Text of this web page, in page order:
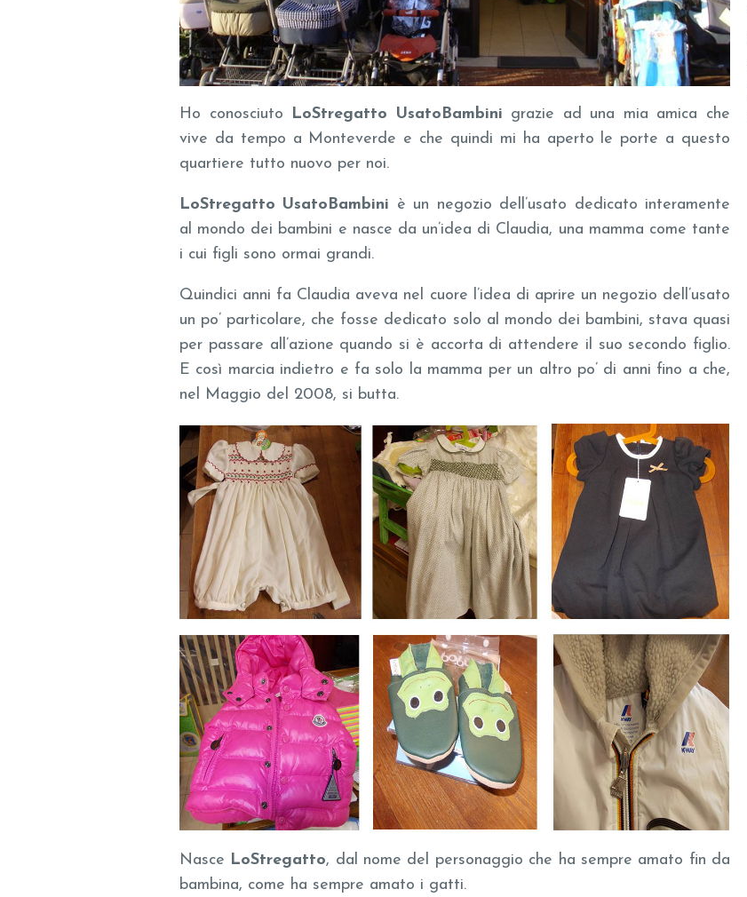
Ho conosciuto LoStregatto UsatoBambini grazie ad una mia amica che
vive da tempo a Monteverde e che quindi mi ha aperto le porte a questo
quartiere tutto nuovo per noi.
LoStregatto UsatoBambini è un negozio dell’usato dedicato interamente
al mondo dei bambini e nasce da un’idea di Claudia, una mamma come tante
i cui figli sono ormai grandi.
Quindici anni fa Claudia aveva nel cuore l’idea di aprire un negozio dell’usato
un po’ particolare, che fosse dedicato solo al mondo dei bambini, stava quasi
per passare all’azione quando si è accorta di attendere il suo secondo figlio.
E così marcia indietro e fa solo la mamma per un altro po’ di anni fino a che,
nel Maggio del 2008, si butta.
Nasce LoStregatto, dal nome del personaggio che ha sempre amato fin da
bambina, come ha sempre amato i gatti.